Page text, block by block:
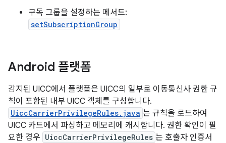
구독 그룹을 설정하는 메서드:
setSubscriptionGroup
Android 플랫폼
감지된 UICC에서 플랫폼은 UICC의 일부로 이동통신사 권한 규
칙이 포함된 내부 UICC 객체를 구성합니다.
UiccCarrierPrivilegeRules.java 는 규칙을 로드하여
UICC 카드에서 파싱하고 메모리에 캐시합니다. 권한 확인이 필
요한 경우 UiccCarrierPrivilegeRules 는 호출자 인증서